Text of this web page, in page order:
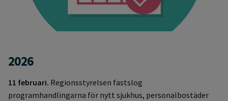
2026
11 februari. Regionsstyrelsen fastslog
programhandlingarna för nytt sjukhus, personalbostäder